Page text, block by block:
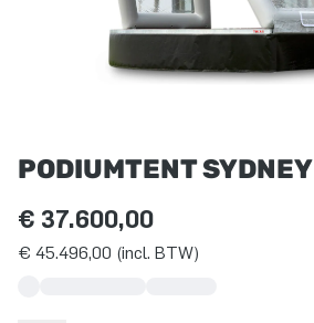
PODIUMTENT SYDNEY
€ 37.600,00
€ 45.496,00 (incl. BTW)